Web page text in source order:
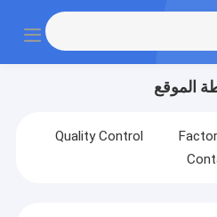
الموقع
Quality Control